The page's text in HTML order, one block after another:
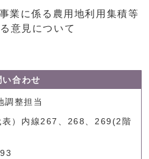
業に係る農用地利用集積等
意見について
い合わせ
調整担当
）内線267、268、269(2階